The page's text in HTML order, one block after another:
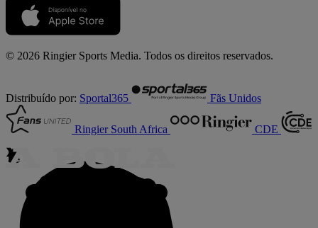
© 2026 Ringier Sports Media. Todos os direitos reservados.
Distribuído por: Sportal365 Fãs Unidos
Ringier South Africa CDE